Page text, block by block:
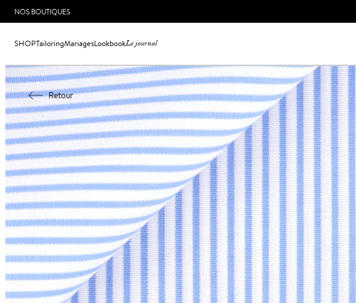
NOS BOUTIQUES
SHOPTailoringMariagesLookbookLe journal
Retour